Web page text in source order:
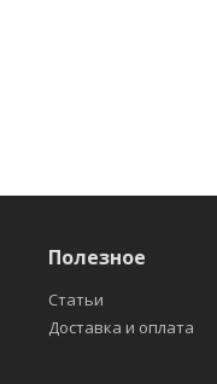
Полезное
Статьи
Доставка и оплата